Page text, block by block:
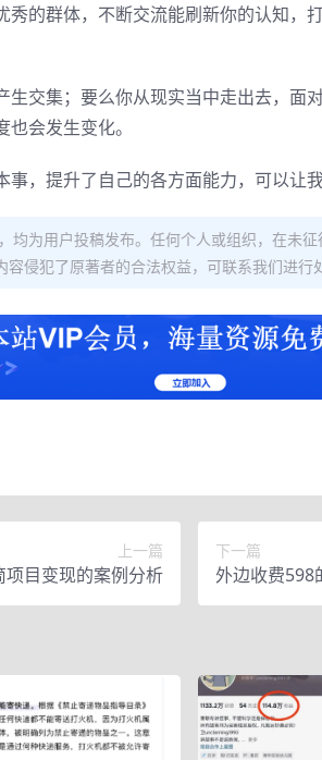
的群体，不断交流能刷新你的认知，
交集；要么你从现实当中走出去，面
会发生变化。
，提升了自己的各方面能力，可以让我
均为用户投稿发布。任何个人或组织，在未
侵犯了原著者的合法权益，可联系我们进行
上一篇
项目变现的案例分析
下一篇
外边收费598